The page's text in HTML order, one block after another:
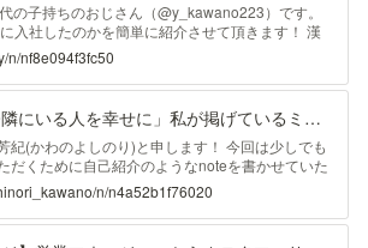
の子持ちのおじさん（@y_kawano223）です。
入社したのかを簡単に紹介させて頂きます！ 漢
(yoshinori kawano) 年齢：35歳（2024年8月現
屋市 趣味：サッカー、読書、建築、サウナ、バ
の無礼講 特徴：小太りで食べるの好きだが運動
す） 食べることが好きでInstagramに食べ物ばっ
きで小説、ビジネス書、漫画など何でも読みま
海外の建築を観に行きたいなーと眺めてます。
n/nf8e094f3fc50
【自己紹介】「今隣にいる人を幸せに」私が掲げているミッションへの想い｜河野芳紀｜河野 芳紀
紀(かわのよしのり)と申します！ 今回は少しでも
だくために自己紹介のようなnoteを書かせていた
な人間で、今までどんなことをどんな思いを持
て今後はどんなことをしたいか。について書かせ
な人間なのか -生態- 名前：河野 芳紀(yoshinori
（2024年現在） 出身：愛知県 名古屋市 趣味：サ
n/n4a52b1f76020